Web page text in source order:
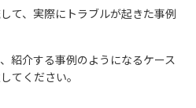
て、実際にトラブルが起きた事例
紹介する事例のようになるケース
てください。